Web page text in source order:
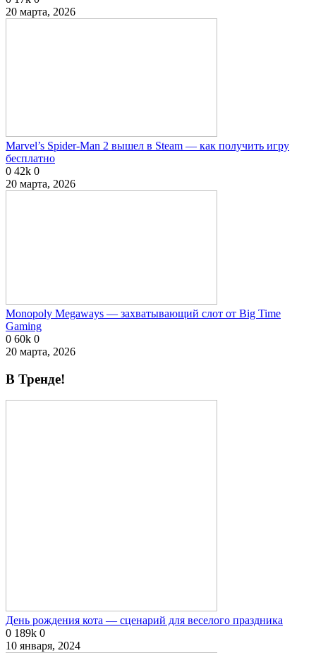
20 марта, 2026
Marvel’s Spider-Man 2 вышел в Steam — как получить игру
бесплатно
0 42k 0
20 марта, 2026
Monopoly Megaways — захватывающий слот от Big Time
Gaming
0 60k 0
20 марта, 2026
В Тренде!
День рождения кота — сценарий для веселого праздника
0 189k 0
10 января, 2024